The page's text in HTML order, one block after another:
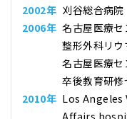
2002年 刈谷総合病
2006年 名古屋医療セ
整形外科リ
名古屋医療セ
卒後教育研
2010年 Los Angeles
Affairs